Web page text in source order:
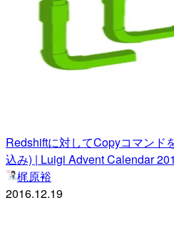
Redshiftに対してCopyコマンド
込み) | Luigi Advent Calendar
梶原裕
2016.12.19